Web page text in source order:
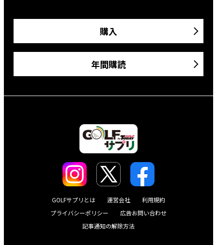
購入
年間購読
GOLFサプリとは 運営会社
利用規約
プライバシーポリシー
広告お問い合わせ
記事通知の解除方法